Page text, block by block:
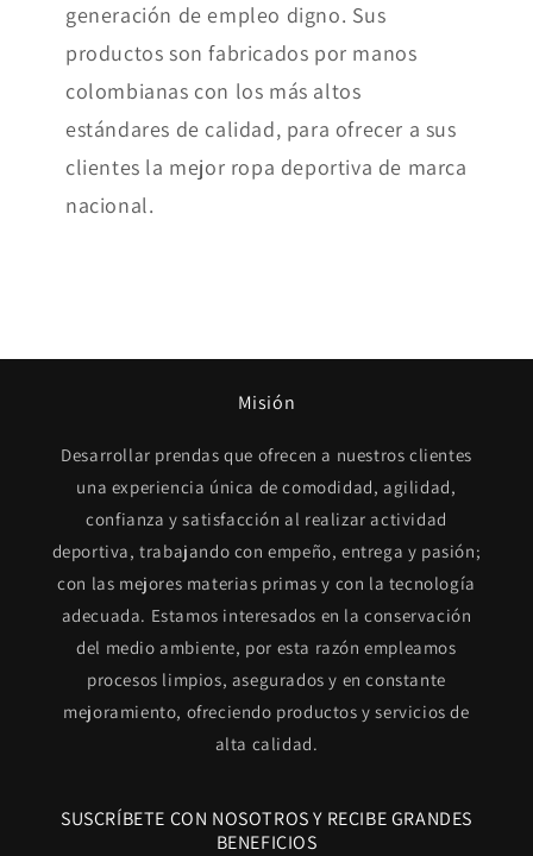
generación de empleo digno. Sus
productos son fabricados por manos
colombianas con los más altos
estándares de calidad, para ofrecer a sus
clientes la mejor ropa deportiva de marca
nacional.
Misión
Desarrollar prendas que ofrecen a nuestros clientes
una experiencia única de comodidad, agilidad,
confianza y satisfacción al realizar actividad
deportiva, trabajando con empeño, entrega y pasión;
con las mejores materias primas y con la tecnología
adecuada. Estamos interesados en la conservación
del medio ambiente, por esta razón empleamos
procesos limpios, asegurados y en constante
mejoramiento, ofreciendo productos y servicios de
alta calidad.
SUSCRÍBETE CON NOSOTROS Y RECIBE GRANDES
BENEFICIOS